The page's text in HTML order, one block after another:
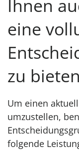
Ihnen
eine
zu bieten
Um einen
umzustellen,
folgende